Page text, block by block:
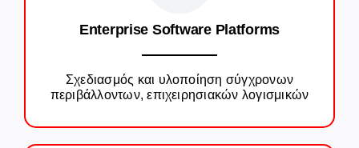
Enterprise Software Platforms
Σχεδιασμός και υλοποίηση σύγχρονων
περιβάλλοντων, επιχειρησιακών λογισμικών